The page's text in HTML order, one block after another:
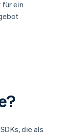
ein
die als